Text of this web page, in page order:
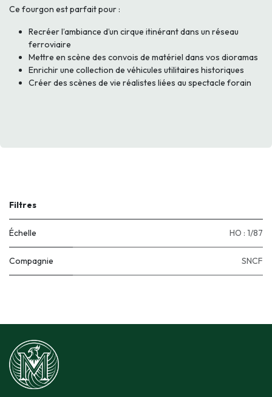
Ce fourgon est parfait pour :
Recréer l’ambiance d’un cirque itinérant dans un réseau
ferroviaire
Mettre en scène des convois de matériel dans vos dioramas
Enrichir une collection de véhicules utilitaires historiques
Créer des scènes de vie réalistes liées au spectacle forain
Filtres
Échelle HO : 1/87
Compagnie SNCF